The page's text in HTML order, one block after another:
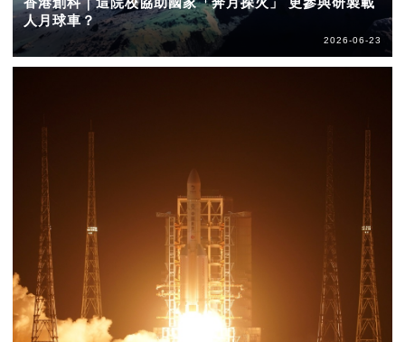
人月球車？
2026-06-23